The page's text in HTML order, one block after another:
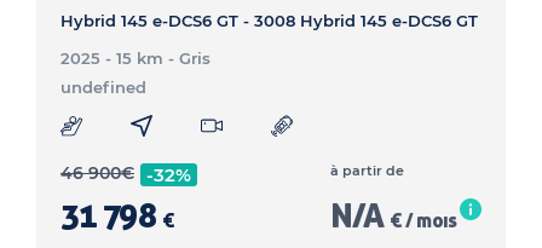
Hybrid 145 e-DCS6 GT - 3008 Hybrid 145 e-DCS6 GT
2025 - 15 km - Gris
undefined
46 900€ -32%
31 798 €
à partir de
N/A € / mois